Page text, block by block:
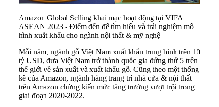
Amazon Global Selling khai mạc hoạt động tại VIFA
ASEAN 2023 - Điểm đến để tìm hiểu và trải nghiệm mô
hình xuất khẩu cho ngành nội thất & mỹ nghệ
Mỗi năm, ngành gỗ Việt Nam xuất khẩu trung bình trên 10
tỷ USD, đưa Việt Nam trở thành quốc gia đứng thứ 5 trên
thế giới về sản xuất và xuất khẩu gỗ. Cũng theo một thống
kê của Amazon, ngành hàng trang trí nhà cửa & nội thất
trên Amazon chứng kiến mức tăng trưởng vượt trội trong
giai đoạn 2020-2022.